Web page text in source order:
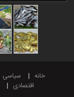
خانه سیاسی
اقتصادی